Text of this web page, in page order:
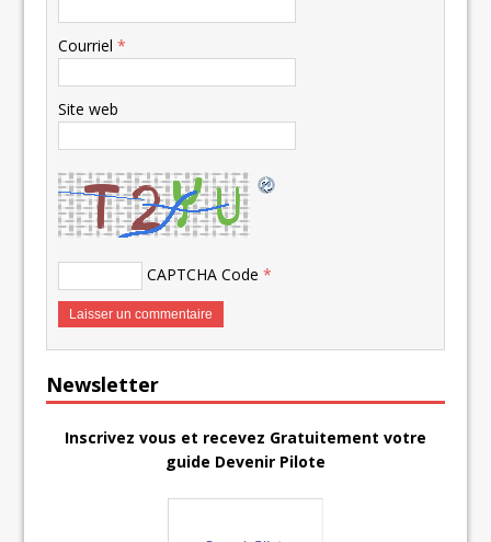
Courriel*
Site web
CAPTCHA Code *
Newsletter
Inscrivez vous et recevez Gratuitement votre
guide Devenir Pilote